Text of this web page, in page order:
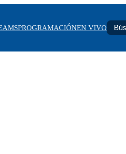
PROGRAMACIÓNEN VIVO